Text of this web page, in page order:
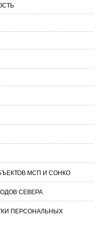
МСП И СОНКО
СЕВЕРА
ПЕРСОНАЛЬНЫХ